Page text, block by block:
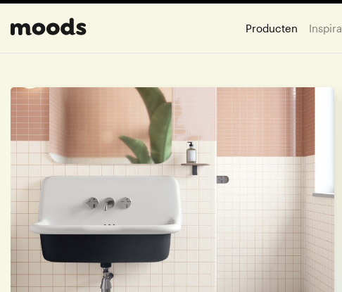
Producten